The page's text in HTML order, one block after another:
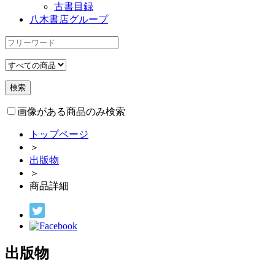
古書目録
八木書店グループ
画像がある商品のみ検索
トップページ
＞
出版物
＞
商品詳細
出版物